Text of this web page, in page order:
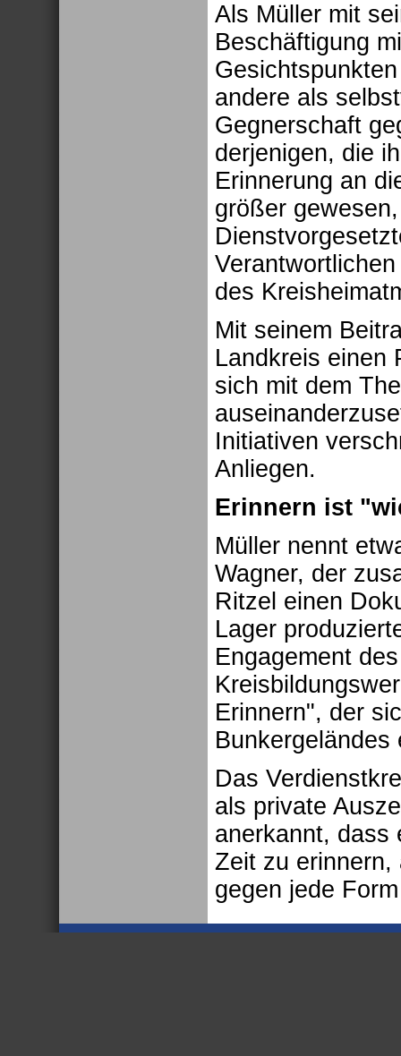
Als Müller mit
Beschäftigung
andere als
Gegnerschaft
derjenigen, die
Erinnerung an
größer
des
Mit seinem
Landkreis einen
sich mit dem
Initiativen
Anliegen.
Erinnern ist
Müller nennt
Wagner, der
Ritzel einen
Lager
Engagement
Erinnern", der
Bunkergeländes
Das
als private
anerkannt, dass
Zeit zu erinnern,
gegen jede